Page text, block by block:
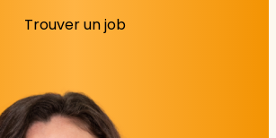
Trouver un job